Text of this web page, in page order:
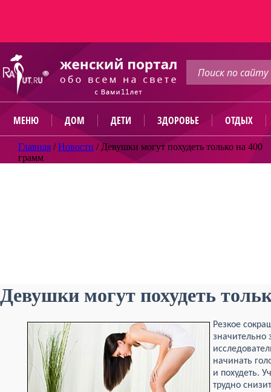
МЕНЮ ДОМ ДЕТИ ЗДОРОВЬЕ ОТДЫХ
Главная /Новости / Девушки могут похудеть только на 400
грамм
Девушки могут похудеть
Резкое
значительно
начинать
и похудеть.
трудно